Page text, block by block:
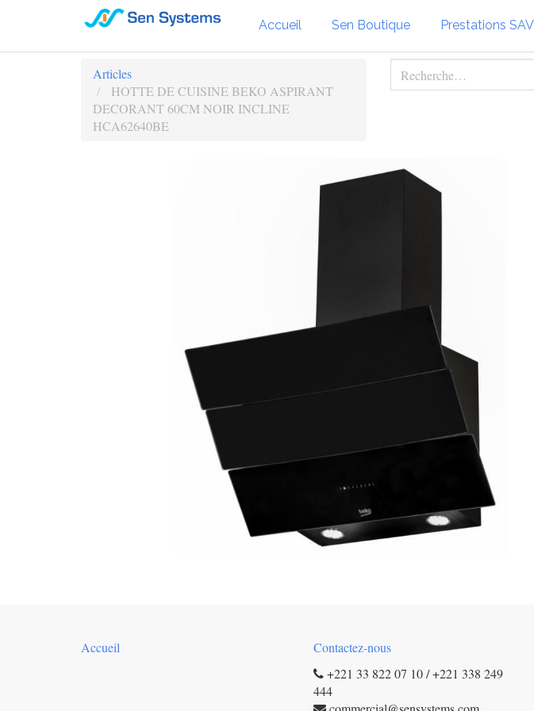
Accueil Sen Boutique Prestations SAV
Articles
HOTTE DE CUISINE BEKO ASPIRANT
DECORANT 60CM NOIR INCLINE
HCA62640BE
Accueil
Contactez-nous
+221 33 822 07 10 / +221 338 249
444